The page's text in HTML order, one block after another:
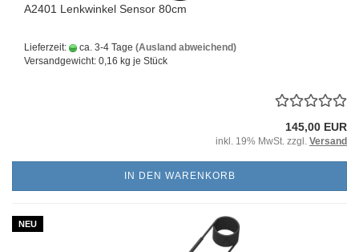
A2401 Lenkwinkel Sensor 80cm
Lieferzeit: ca. 3-4 Tage (Ausland abweichend)
Versandgewicht: 0,16 kg je Stück
145,00 EUR
inkl. 19% MwSt. zzgl. Versand
IN DEN WARENKORB
NEU